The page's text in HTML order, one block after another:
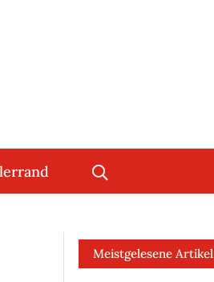
Meistgelesene Artikel